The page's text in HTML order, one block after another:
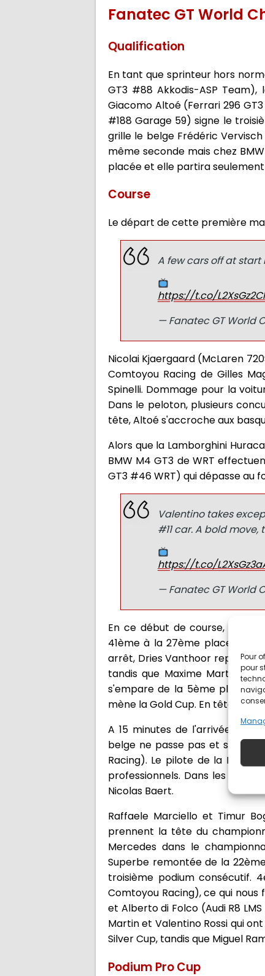
Pour
pour
Fanatec GT World
Qualification
En tant que sprinteur hors
GT3 #88 Akkodis-ASP
Giacomo Altoé (Ferrari 296
#188 Garage 59) signe le
grille le belge Frédéric
même seconde mais chez
placée et elle partira seulement
Course
Le départ de cette première
A few cars off at
https://t.co/
— Fanatec GT World
Nicolai Kjaergaard (McLaren
Comtoyou Racing de Gilles
Spinelli. Dommage pour la
Dans le peloton, plusieurs
tête, Altoé s'accroche aux
Alors que la Lamborghini
BMW M4 GT3 de WRT
GT3 #46 WRT) qui dépasse au
Valentino takes
#11 car. A bold move,
https://t.co/
— Fanatec GT World
En ce début de course,
41ème à la 27ème place ! La
arrêt, Dries Vanthoor reprend
tandis que Maxime Martin
s'empare de la 5ème place en
mène la Gold Cup. En tête,
A 15 minutes de l'arrivée,
belge ne passe pas et se fait
Racing). Le pilote de la BMW
professionnels. Dans les
Nicolas Baert.
Raffaele Marciello et Timur
prennent la tête du
Mercedes dans le
Superbe remontée de la
troisième podium consécutif.
Comtoyou Racing), ce qui
et Alberto di Folco (Audi R8
Martin et Valentino Rossi qui
Silver Cup, tandis que Miguel
Podium Pro Cup